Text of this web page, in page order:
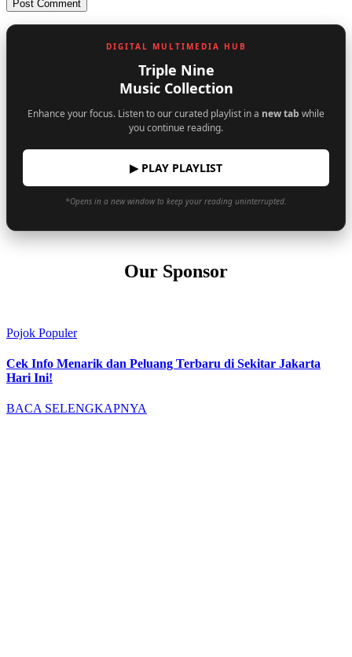
DIGITAL MULTIMEDIA HUB
Triple Nine
Music Collection
Enhance your focus. Listen to our curated playlist in a new tab while
you continue reading.
▶ PLAY PLAYLIST
*Opens in a new window to keep your reading uninterrupted.
Our Sponsor
Pojok Populer
Cek Info Menarik dan Peluang Terbaru di Sekitar Jakarta
Hari Ini!
BACA SELENGKAPNYA